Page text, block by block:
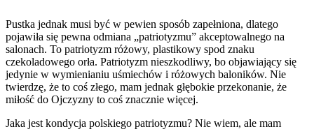
Pustka jednak musi być w pewien sposób zapełniona, dlatego
pojawiła się pewna odmiana „patriotyzmu” akceptowalnego na
salonach. To patriotyzm różowy, plastikowy spod znaku
czekoladowego orła. Patriotyzm nieszkodliwy, bo objawiający się
jedynie w wymienianiu uśmiechów i różowych baloników. Nie
twierdzę, że to coś złego, mam jednak głębokie przekonanie, że
miłość do Ojczyzny to coś znacznie więcej.
Jaka jest kondycja polskiego patriotyzmu? Nie wiem, ale mam